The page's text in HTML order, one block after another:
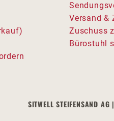
Versand &
Zuschuss
Bürostuhl
SITWELL